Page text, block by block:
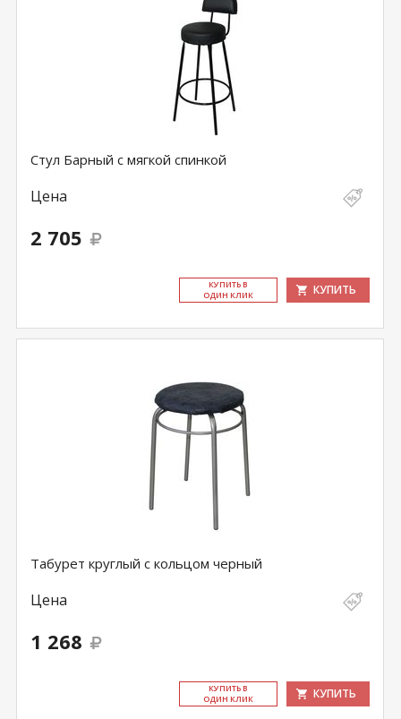
Стул Барный с мягкой спинкой
Цена
2 705
КУ­ПИТЬ В
ОДИН КЛИК
КУПИТЬ
Табурет круглый с кольцом черный
Цена
1 268
КУ­ПИТЬ В
ОДИН КЛИК
КУПИТЬ